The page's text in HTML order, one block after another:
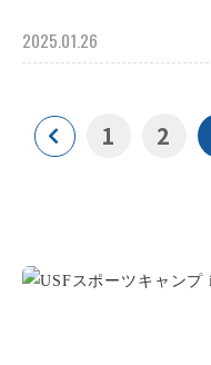
2025.01.26
1 2